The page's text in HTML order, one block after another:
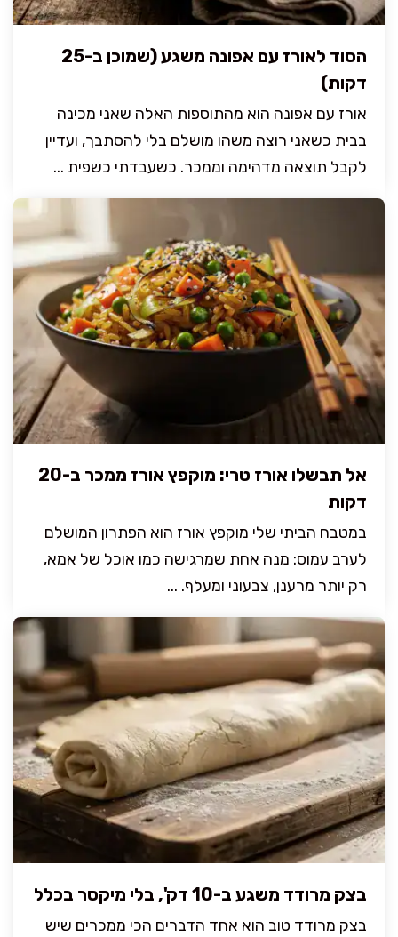
הסוד לאורז עם אפונה משגע (שמוכן ב-25
דקות)
אורז עם אפונה הוא מהתוספות האלה שאני מכינה
בבית כשאני רוצה משהו מושלם בלי להסתבך, ועדיין
לקבל תוצאה מדהימה וממכר. כשעבדתי כשפית ...
אל תבשלו אורז טרי: מוקפץ אורז ממכר ב-20
דקות
במטבח הביתי שלי מוקפץ אורז הוא הפתרון המושלם
לערב עמוס: מנה אחת שמרגישה כמו אוכל של אמא,
רק יותר מרענן, צבעוני ומעלף. ...
בצק מרודד משגע ב-10 דק', בלי מיקסר בכלל
בצק מרודד טוב הוא אחד הדברים הכי ממכרים שיש